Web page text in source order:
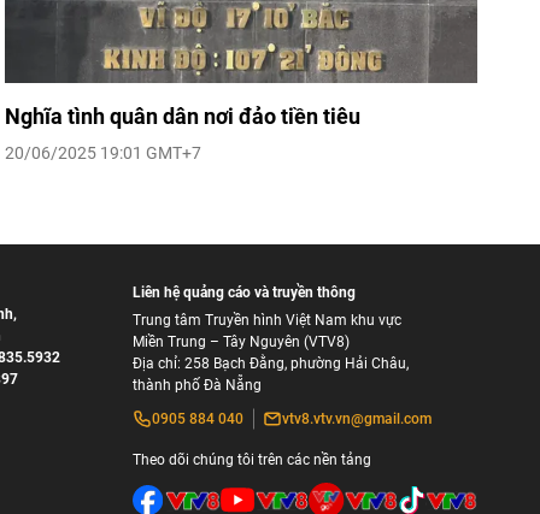
Nghĩa tình quân dân nơi đảo tiền tiêu
20/06/2025 19:01 GMT+7
,
Liên hệ quảng cáo và truyền thông
Trung tâm Truyền hình Việt Nam khu vực
Miền Trung – Tây Nguyên (VTV8)
Địa chỉ: 258 Bạch Đằng, phường Hải Châu,
thành phố Đà Nẵng
0905 884 040
vtv8.vtv.vn@gmail.com
Theo dõi chúng tôi trên các nền tảng